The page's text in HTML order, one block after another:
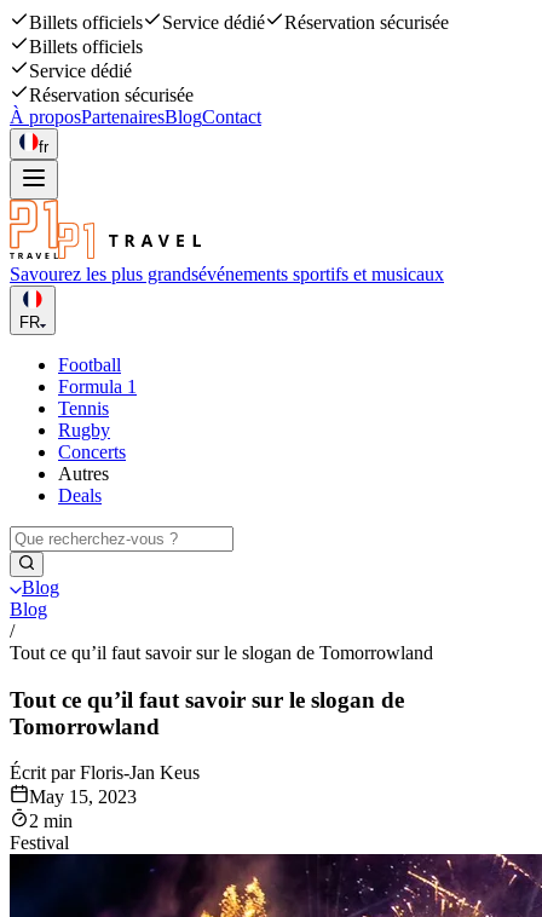
Billets officiels Service dédié
Réservation sécurisée
Billets officiels
Service dédié
Réservation sécurisée
À proposPartenairesBlogContact
fr
Savourez les plus grandsévénements sportifs et musicaux
FR
Football
Formula 1
Tennis
Rugby
Concerts
Autres
Deals
Blog
Blog
/
Tout ce qu’il faut savoir sur le slogan de Tomorrowland
Tout ce qu’il faut savoir sur le slogan de
Tomorrowland
Écrit par Floris-Jan Keus
May 15, 2023
2 min
Festival